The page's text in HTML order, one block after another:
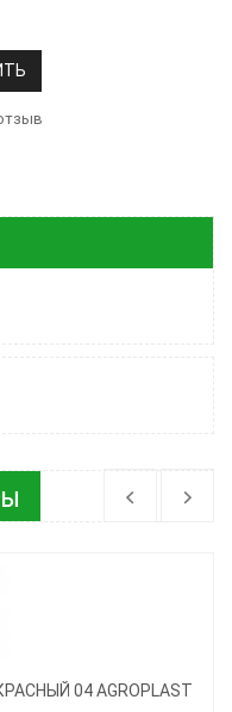
04 AGROPLAST